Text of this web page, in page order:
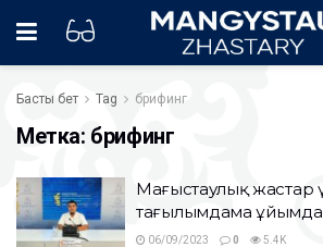
Басты бет Tag брифинг
Метка: брифинг
Маңғыстаулық жастар
тағылымдама
06/09/2023 0 5.4K